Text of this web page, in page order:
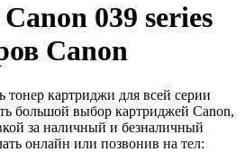
039 series
Canon
тонер картриджи для всей серии
большой выбор картриджей Canon,
за наличный и безналичный
онлайн или позвонив на тел: